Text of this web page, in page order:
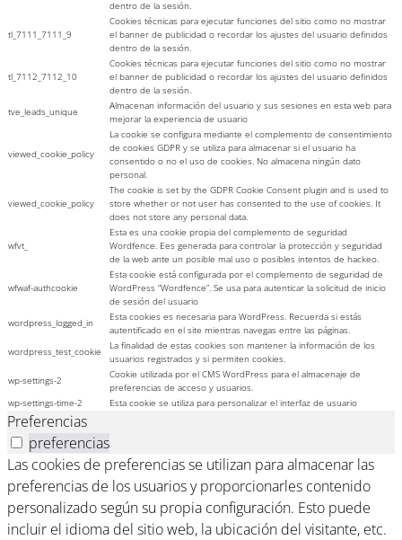
dentro de la sesión.
tl_7111_7111_9
Cookies técnicas para ejecutar funciones del sitio como no mostrar
el banner de publicidad o recordar los ajustes del usuario definidos
dentro de la sesión.
tl_7112_7112_10
Cookies técnicas para ejecutar funciones del sitio como no mostrar
el banner de publicidad o recordar los ajustes del usuario definidos
dentro de la sesión.
tve_leads_unique
Almacenan información del usuario y sus sesiones en esta web para
mejorar la experiencia de usuario
viewed_cookie_policy
La cookie se configura mediante el complemento de consentimiento
de cookies GDPR y se utiliza para almacenar si el usuario ha
consentido o no el uso de cookies. No almacena ningún dato
personal.
viewed_cookie_policy
The cookie is set by the GDPR Cookie Consent plugin and is used to
store whether or not user has consented to the use of cookies. It
does not store any personal data.
wfvt_
Esta es una cookie propia del complemento de seguridad
Wordfence. Ees generada para controlar la protección y seguridad
de la web ante un posible mal uso o posibles intentos de hackeo.
wfwaf-authcookie
Esta cookie está configurada por el complemento de seguridad de
WordPress “Wordfence”. Se usa para autenticar la solicitud de inicio
de sesión del usuario
wordpress_logged_in
Esta cookies es necesaria para WordPress. Recuerda si estás
autentificado en el site mientras navegas entre las páginas.
wordpress_test_cookie
La finalidad de estas cookies son mantener la información de los
usuarios registrados y si permiten cookies.
wp-settings-2
Cookie utilizada por el CMS WordPress para el almacenaje de
preferencias de acceso y usuarios.
wp-settings-time-2
Esta cookie se utiliza para personalizar el interfaz de usuario
Preferencias
preferencias
Las cookies de preferencias se utilizan para almacenar las
preferencias de los usuarios y proporcionarles contenido
personalizado según su propia configuración. Esto puede
incluir el idioma del sitio web, la ubicación del visitante, etc.